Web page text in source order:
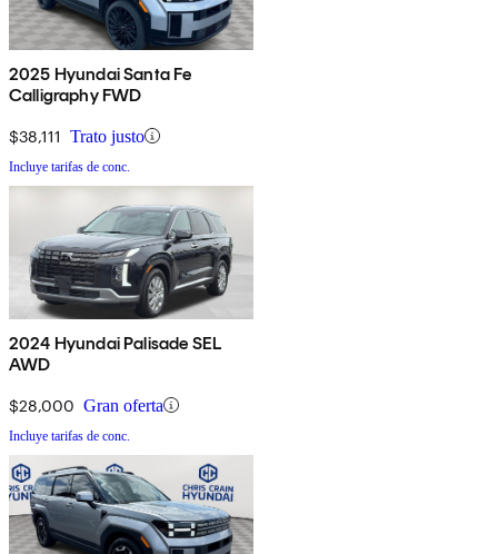
2025 Hyundai Santa Fe
Calligraphy FWD
$38,111 Trato justo
Incluye tarifas de conc.
2024 Hyundai Palisade SEL
AWD
$28,000 Gran oferta
Incluye tarifas de conc.